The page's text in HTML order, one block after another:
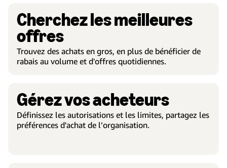
Cherchez les meilleures
offres
Trouvez des achats en gros, en plus de bénéficier de
rabais au volume et d'offres quotidiennes.
Gérez vos acheteurs
Définissez les autorisations et les limites, partagez les
préférences d'achat de l’organisation.